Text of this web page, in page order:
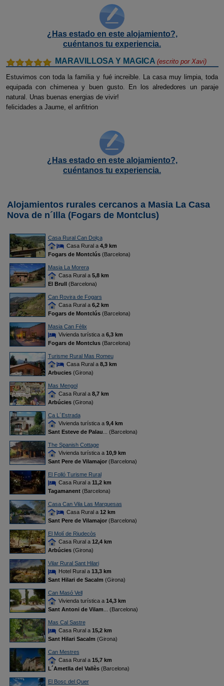
¿Has estado en este alojamiento?,
cuéntanos tu experiencia.
MARAVILLOSA Y MAGICA (escrito por Xavi)
Estuvimos con toda la familia y fué increible. La casa muy limpia, toda
equipada con chimenea y buen gusto. En los alrededores un paraje
natural. Unas buenas energias de vivir!
felicidades a Jaume, el anfitrion
¿Has estado en este alojamiento?,
cuéntanos tu experiencia.
Alojamientos rurales cercanos a Masia La Casa
Nova de n´Illa (Fogars de Montclus)
Casa Rural Can Dolça
Casa Rural a 4,9 km
Fogars de Montclús(Barcelona)
Masia La Morera
Casa Rural a 5,8 km
El Brull(Barcelona)
Can Rovira de Fogars
Casa Rural a 6,2 km
Fogars de Montclús(Barcelona)
Masia Can Fèlix
Vivienda turística a 6,3 km
Fogars de Montclus(Barcelona)
Turisme Rural Mas Romeu
Casa Rural a 8,3 km
Arbucies(Girona)
Mas Mengol
Casa Rural a 8,7 km
Arbúcies(Girona)
Ca L´Estrada
Vivienda turística a 9,4 km
Sant Esteve de Palau ... (Barcelona)
The Spanish Cottage
Vivienda turística a 10,9 km
Sant Pere de Vilamajor(Barcelona)
El Folló Turisme Rural
Casa Rural a 11,2 km
Tagamanent(Barcelona)
Casa Can Vila Las Marquesas
Casa Rural a 12 km
Sant Pere de Vilamajor(Barcelona)
El Molí de Riudecòs
Casa Rural a 12,4 km
Arbúcies(Girona)
Vilar Rural Sant Hilari
Hotel Rural a 13,3 km
Sant Hilari de Sacalm (Girona)
Can Masó Vell
Vivienda turística a 14,3 km
Sant Antoni de Vilam ... (Barcelona)
Mas Cal Sastre
Casa Rural a 15,2 km
Sant Hilari Sacalm (Girona)
Can Mestres
Casa Rural a 15,7 km
L´Ametlla del Vallès(Barcelona)
El Bosc del Quer